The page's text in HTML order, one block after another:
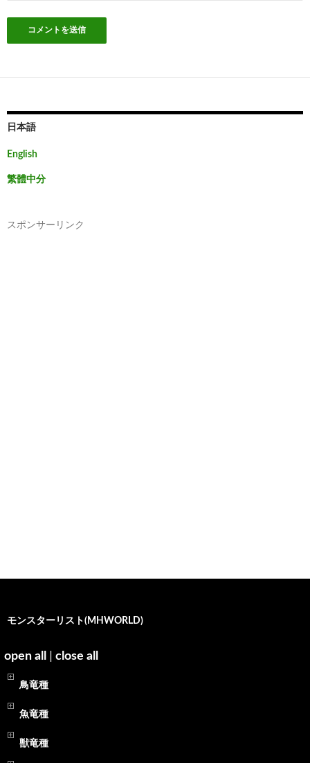
日本語
English
繁體中分
スポンサーリンク
モンスターリスト(MHWORLD)
open all close all
鳥竜種
魚竜種
獣竜種